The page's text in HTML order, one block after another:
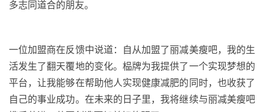
多志同道合的朋友。
一位加盟商在反馈中说道：自从加盟了丽减美瘦吧，我的生
活发生了翻天覆地的变化。 榀牌为我提供了一个实现梦想的
平台，让我能够在帮助他人实现健康减肥的同时，也收获了
自己的事业成功。在未来的日子里，我将继续与丽减美瘦吧